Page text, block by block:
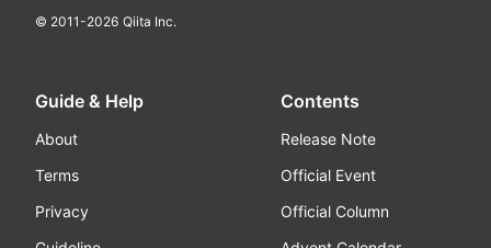
© 2011-2026 Qiita Inc.
Guide & Help
About
Terms
Privacy
Contents
Release Note
Official Event
Official Column